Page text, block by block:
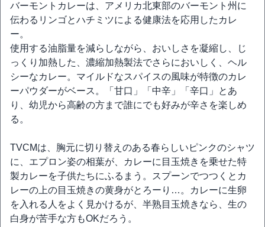
バーモントカレーは、アメリカ北東部のバーモント州に
伝わるリンゴとハチミツによる健康法を応用したカレ
ー。
使用する油脂量を減らしながら、おいしさを凝縮し、じ
っくり加熱した、濃縮加熱製法でさらにおいしく、ヘル
シーなカレー。マイルドなスパイスの風味が特徴のカレ
ーパウダーがベース。「甘口」「中辛」「辛口」とあ
り、幼児から高齢の方まで誰にでも好みが辛さを楽しめ
る。
TVCMは、胸元に切り替えのある春らしいピンクのシャツ
に、エプロン姿の相葉が、カレーに目玉焼きを乗せた特
製カレーを子供たちにふるまう。スプーンでつつくとカ
レーの上の目玉焼きの黄身がとろーり…。カレーに生卵
を入れる人をよく見かけるが、半熟目玉焼きなら、生の
白身が苦手な方もOKだろう。